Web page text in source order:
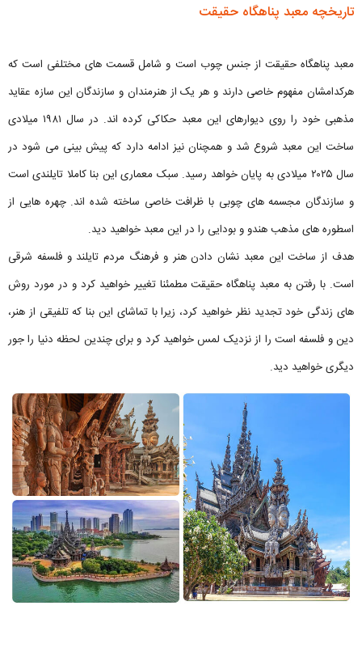
تاریخچه معبد پناهگاه حقیقت
معبد پناهگاه حقیقت از جنس چوب است و شامل قسمت های مختلفی است که
هرکدامشان مفهوم خاصی دارند و هر یک از هنرمندان و سازندگان این سازه عقاید
مذهبی خود را روی دیوارهای این معبد حکاکی کرده اند. در سال ۱۹۸۱ میلادی
ساخت این معبد شروع شد و همچنان نیز ادامه دارد که پیش بینی می شود در
سال ۲۰۲۵ میلادی به پایان خواهد رسید. سبک معماری این بنا کاملا تایلندی است
و سازندگان مجسمه های چوبی با ظرافت خاصی ساخته شده اند. چهره هایی از
اسطوره های مذهب هندو و بودایی را در این معبد خواهید دید.
هدف از ساخت این معبد نشان دادن هنر و فرهنگ مردم تایلند و فلسفه شرقی
است. با رفتن به معبد پناهگاه حقیقت مطمئنا تغییر خواهید کرد و در مورد روش
های زندگی خود تجدید نظر خواهید کرد، زیرا با تماشای این بنا که تلفیقی از هنر،
دین و فلسفه است را از نزدیک لمس خواهید کرد و برای چندین لحظه دنیا را جور
دیگری خواهید دید.